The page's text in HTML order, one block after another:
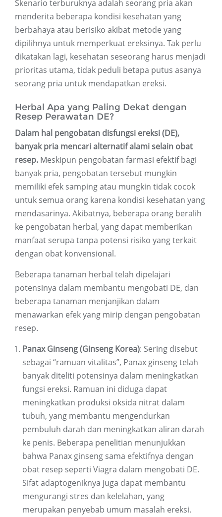
Skenario terburuknya adalah seorang pria akan
menderita beberapa kondisi kesehatan yang
berbahaya atau berisiko akibat metode yang
dipilihnya untuk memperkuat ereksinya. Tak perlu
dikatakan lagi, kesehatan seseorang harus menjadi
prioritas utama, tidak peduli betapa putus asanya
seorang pria untuk mendapatkan ereksi.
Herbal Apa yang Paling Dekat dengan
Resep Perawatan DE?
Dalam hal pengobatan disfungsi ereksi (DE),
banyak pria mencari alternatif alami selain obat
resep. Meskipun pengobatan farmasi efektif bagi
banyak pria, pengobatan tersebut mungkin
memiliki efek samping atau mungkin tidak cocok
untuk semua orang karena kondisi kesehatan yang
mendasarinya. Akibatnya, beberapa orang beralih
ke pengobatan herbal, yang dapat memberikan
manfaat serupa tanpa potensi risiko yang terkait
dengan obat konvensional.
Beberapa tanaman herbal telah dipelajari
potensinya dalam membantu mengobati DE, dan
beberapa tanaman menjanjikan dalam
menawarkan efek yang mirip dengan pengobatan
resep.
Panax Ginseng (Ginseng Korea): Sering disebut
sebagai “ramuan vitalitas”, Panax ginseng telah
banyak diteliti potensinya dalam meningkatkan
fungsi ereksi. Ramuan ini diduga dapat
meningkatkan produksi oksida nitrat dalam
tubuh, yang membantu mengendurkan
pembuluh darah dan meningkatkan aliran darah
ke penis. Beberapa penelitian menunjukkan
bahwa Panax ginseng sama efektifnya dengan
obat resep seperti Viagra dalam mengobati DE.
Sifat adaptogeniknya juga dapat membantu
mengurangi stres dan kelelahan, yang
merupakan penyebab umum masalah ereksi.